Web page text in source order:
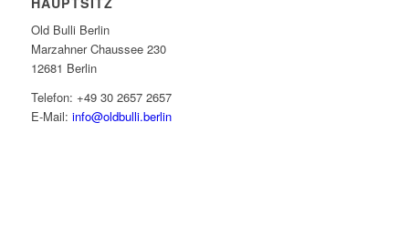
Old Bulli Berlin
Marzahner Chaussee 230
12681 Berlin
Telefon: +49 30 2657 2657
E-Mail: info@oldbulli.berlin